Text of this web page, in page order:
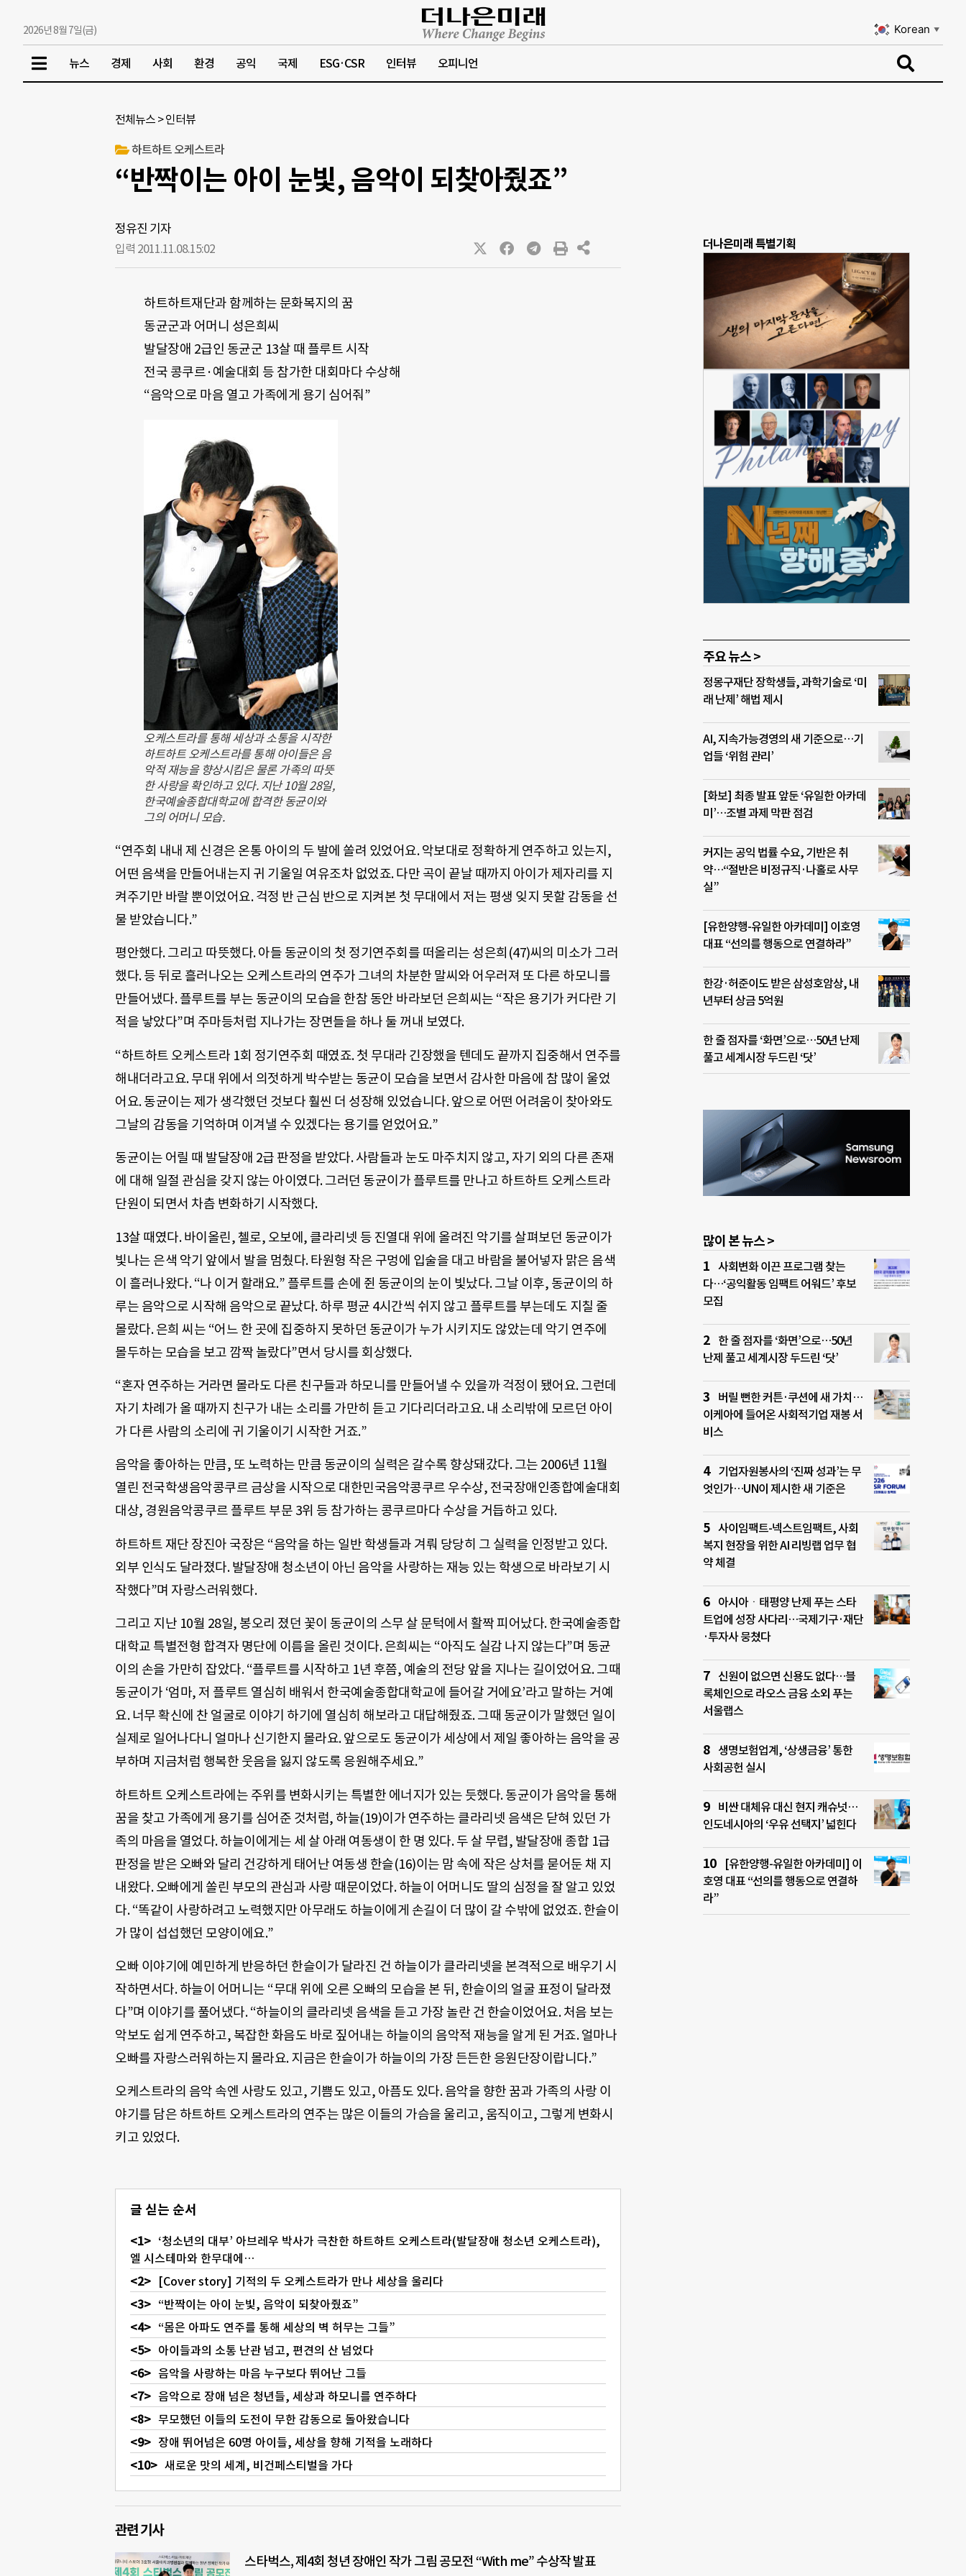
2026년 8월 7일(금) Korean ▼
뉴스 경제 사회 환경 공익 국제 ESG·CSR 인터뷰 오피니언
전체뉴스 >인터뷰
하트하트 오케스트라
“반짝이는 아이 눈빛, 음악이 되찾아줬죠”
정유진 기자
입력 2011.11.08.15:02
하트하트재단과 함께하는 문화복지의 꿈
동균군과 어머니 성은희씨
발달장애 2급인 동균군 13살 때 플루트 시작
전국 콩쿠르·예술대회 등 참가한 대회마다 수상해
“음악으로 마음 열고 가족에게 용기 심어줘”
오케스트라를 통해 세상과 소통을 시작한
하트하트 오케스트라를 통해 아이들은 음
악적 재능을 향상시킴은 물론 가족의 따뜻
한 사랑을 확인하고 있다. 지난 10월 28일,
한국예술종합대학교에 합격한 동균이와
그의 어머니 모습.
“연주회 내내 제 신경은 온통 아이의 두 발에 쏠려 있었어요. 악보대로 정확하게 연주하고 있는지,
어떤 음색을 만들어내는지 귀 기울일 여유조차 없었죠. 다만 곡이 끝날 때까지 아이가 제자리를 지
켜주기만 바랄 뿐이었어요. 걱정 반 근심 반으로 지켜본 첫 무대에서 저는 평생 잊지 못할 감동을 선
물 받았습니다.”
평안했다. 그리고 따뜻했다. 아들 동균이의 첫 정기연주회를 떠올리는 성은희(47)씨의 미소가 그러
했다. 등 뒤로 흘러나오는 오케스트라의 연주가 그녀의 차분한 말씨와 어우러져 또 다른 하모니를
만들어냈다. 플루트를 부는 동균이의 모습을 한참 동안 바라보던 은희씨는 “작은 용기가 커다란 기
적을 낳았다”며 주마등처럼 지나가는 장면들을 하나 둘 꺼내 보였다.
“하트하트 오케스트라 1회 정기연주회 때였죠. 첫 무대라 긴장했을 텐데도 끝까지 집중해서 연주를
해내더라고요. 무대 위에서 의젓하게 박수받는 동균이 모습을 보면서 감사한 마음에 참 많이 울었
어요. 동균이는 제가 생각했던 것보다 훨씬 더 성장해 있었습니다. 앞으로 어떤 어려움이 찾아와도
그날의 감동을 기억하며 이겨낼 수 있겠다는 용기를 얻었어요.”
동균이는 어릴 때 발달장애 2급 판정을 받았다. 사람들과 눈도 마주치지 않고, 자기 외의 다른 존재
에 대해 일절 관심을 갖지 않는 아이였다. 그러던 동균이가 플루트를 만나고 하트하트 오케스트라
단원이 되면서 차츰 변화하기 시작했다.
13살 때였다. 바이올린, 첼로, 오보에, 클라리넷 등 진열대 위에 올려진 악기를 살펴보던 동균이가
빛나는 은색 악기 앞에서 발을 멈췄다. 타원형 작은 구멍에 입술을 대고 바람을 불어넣자 맑은 음색
이 흘러나왔다. “나 이거 할래요.” 플루트를 손에 쥔 동균이의 눈이 빛났다. 그날 이후, 동균이의 하
루는 음악으로 시작해 음악으로 끝났다. 하루 평균 4시간씩 쉬지 않고 플루트를 부는데도 지칠 줄
몰랐다. 은희 씨는 “어느 한 곳에 집중하지 못하던 동균이가 누가 시키지도 않았는데 악기 연주에
몰두하는 모습을 보고 깜짝 놀랐다”면서 당시를 회상했다.
“혼자 연주하는 거라면 몰라도 다른 친구들과 하모니를 만들어낼 수 있을까 걱정이 됐어요. 그런데
자기 차례가 올 때까지 친구가 내는 소리를 가만히 듣고 기다리더라고요. 내 소리밖에 모르던 아이
가 다른 사람의 소리에 귀 기울이기 시작한 거죠.”
음악을 좋아하는 만큼, 또 노력하는 만큼 동균이의 실력은 갈수록 향상돼갔다. 그는 2006년 11월
열린 전국학생음악콩쿠르 금상을 시작으로 대한민국음악콩쿠르 우수상, 전국장애인종합예술대회
대상, 경원음악콩쿠르 플루트 부문 3위 등 참가하는 콩쿠르마다 수상을 거듭하고 있다.
하트하트 재단 장진아 국장은 “음악을 하는 일반 학생들과 겨뤄 당당히 그 실력을 인정받고 있다.
외부 인식도 달라졌다. 발달장애 청소년이 아닌 음악을 사랑하는 재능 있는 학생으로 바라보기 시
작했다”며 자랑스러워했다.
그리고 지난 10월 28일, 봉오리 졌던 꽃이 동균이의 스무 살 문턱에서 활짝 피어났다. 한국예술종합
대학교 특별전형 합격자 명단에 이름을 올린 것이다. 은희씨는 “아직도 실감 나지 않는다”며 동균
이의 손을 가만히 잡았다. “플루트를 시작하고 1년 후쯤, 예술의 전당 앞을 지나는 길이었어요. 그때
동균이가 ‘엄마, 저 플루트 열심히 배워서 한국예술종합대학교에 들어갈 거에요’라고 말하는 거예
요. 너무 확신에 찬 얼굴로 이야기 하기에 열심히 해보라고 대답해줬죠. 그때 동균이가 말했던 일이
실제로 일어나다니 얼마나 신기한지 몰라요. 앞으로도 동균이가 세상에서 제일 좋아하는 음악을 공
부하며 지금처럼 행복한 웃음을 잃지 않도록 응원해주세요.”
하트하트 오케스트라에는 주위를 변화시키는 특별한 에너지가 있는 듯했다. 동균이가 음악을 통해
꿈을 찾고 가족에게 용기를 심어준 것처럼, 하늘(19)이가 연주하는 클라리넷 음색은 닫혀 있던 가
족의 마음을 열었다. 하늘이에게는 세 살 아래 여동생이 한 명 있다. 두 살 무렵, 발달장애 종합 1급
판정을 받은 오빠와 달리 건강하게 태어난 여동생 한슬(16)이는 맘 속에 작은 상처를 묻어둔 채 지
내왔다. 오빠에게 쏠린 부모의 관심과 사랑 때문이었다. 하늘이 어머니도 딸의 심정을 잘 알고 있었
다. “똑같이 사랑하려고 노력했지만 아무래도 하늘이에게 손길이 더 많이 갈 수밖에 없었죠. 한슬이
가 많이 섭섭했던 모양이에요.”
오빠 이야기에 예민하게 반응하던 한슬이가 달라진 건 하늘이가 클라리넷을 본격적으로 배우기 시
작하면서다. 하늘이 어머니는 “무대 위에 오른 오빠의 모습을 본 뒤, 한슬이의 얼굴 표정이 달라졌
다”며 이야기를 풀어냈다. “하늘이의 클라리넷 음색을 듣고 가장 놀란 건 한슬이었어요. 처음 보는
악보도 쉽게 연주하고, 복잡한 화음도 바로 짚어내는 하늘이의 음악적 재능을 알게 된 거죠. 얼마나
오빠를 자랑스러워하는지 몰라요. 지금은 한슬이가 하늘이의 가장 든든한 응원단장이랍니다.”
오케스트라의 음악 속엔 사랑도 있고, 기쁨도 있고, 아픔도 있다. 음악을 향한 꿈과 가족의 사랑 이
야기를 담은 하트하트 오케스트라의 연주는 많은 이들의 가슴을 울리고, 움직이고, 그렇게 변화시
키고 있었다.
글 싣는 순서
‘청소년의 대부’ 아브레우 박사가 극찬한 하트하트 오케스트라(발달장애 청소년 오케스트라),
엘 시스테마와 한무대에…
[Cover story] 기적의 두 오케스트라가 만나 세상을 울리다
“반짝이는 아이 눈빛, 음악이 되찾아줬죠”
“몸은 아파도 연주를 통해 세상의 벽 허무는 그들”
아이들과의 소통 난관 넘고, 편견의 산 넘었다
음악을 사랑하는 마음 누구보다 뛰어난 그들
음악으로 장애 넘은 청년들, 세상과 하모니를 연주하다
무모했던 이들의 도전이 무한 감동으로 돌아왔습니다
장애 뛰어넘은 60명 아이들, 세상을 향해 기적을 노래하다
새로운 맛의 세계, 비건페스티벌을 가다
관련 기사
스타벅스, 제4회 청년 장애인 작가 그림 공모전 “With me” 수상작 발표
더나은미래 특별기획
주요 뉴스 >
정몽구재단 장학생들, 과학기술로 ‘미
래 난제’ 해법 제시
AI, 지속가능경영의 새 기준으로…기
업들 ‘위험 관리’
[화보] 최종 발표 앞둔 ‘유일한 아카데
미’…조별 과제 막판 점검
커지는 공익 법률 수요, 기반은 취
약…“절반은 비정규직·나홀로 사무
실”
[유한양행-유일한 아카데미] 이호영
대표 “선의를 행동으로 연결하라”
한강·허준이도 받은 삼성호암상, 내
년부터 상금 5억원
한 줄 점자를 ‘화면’으로…50년 난제
풀고 세계시장 두드린 ‘닷’
많이 본 뉴스 >
사회변화 이끈 프로그램 찾는
다…‘공익활동 임팩트 어워드’ 후보
모집
한 줄 점자를 ‘화면’으로…50년
난제 풀고 세계시장 두드린 ‘닷’
버릴 뻔한 커튼·쿠션에 새 가치…
이케아에 들어온 사회적기업 재봉 서
비스
기업자원봉사의 ‘진짜 성과’는 무
엇인가…UN이 제시한 새 기준은
사이임팩트-넥스트임팩트, 사회
복지 현장을 위한 AI 리빙랩 업무 협
약 체결
아시아ㆍ태평양 난제 푸는 스타
트업에 성장 사다리…국제기구·재단
·투자사 뭉쳤다
신원이 없으면 신용도 없다…블
록체인으로 라오스 금융 소외 푸는
서울랩스
생명보험업계, ‘상생금융’ 통한
사회공헌 실시
비싼 대체유 대신 현지 캐슈넛…
인도네시아의 ‘우유 선택지’ 넓힌다
[유한양행-유일한 아카데미] 이
호영 대표 “선의를 행동으로 연결하
라”